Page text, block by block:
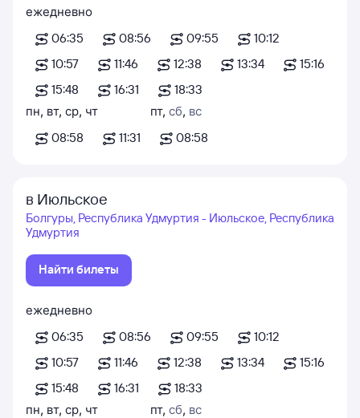
ежедневно
06:35
08:56 09:55
10:12
10:57
11:46 12:38 13:34
15:16
15:48
16:31
18:33
пн, вт, ср, чт
08:58
11:31
пт, сб, вс
08:58
в Июльское
Болгуры, Республика Удмуртия - Июльское, Республика
Удмуртия
Найти билеты
ежедневно
06:35
08:56 09:55
10:12
10:57
11:46 12:38 13:34
15:16
15:48
16:31
18:33
пн, вт, ср, чт
пт, сб, вс